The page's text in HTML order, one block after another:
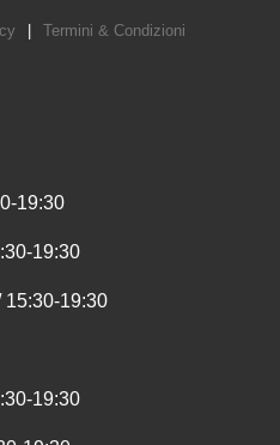
Termini & Condizioni
19:30
19:30
15:30-19:30
19:30